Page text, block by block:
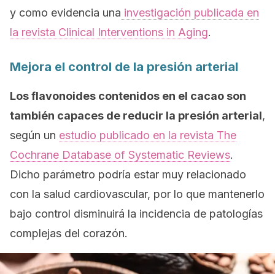
y como evidencia una investigación publicada en
la revista Clinical Interventions in Aging.
Mejora el control de la presión arterial
Los flavonoides contenidos en el cacao son
también capaces de reducir la presión arterial,
según un estudio publicado en la revista The
Cochrane Database of Systematic Reviews.
Dicho parámetro podría estar muy relacionado
con la salud cardiovascular, por lo que mantenerlo
bajo control disminuirá la incidencia de patologías
complejas del corazón.